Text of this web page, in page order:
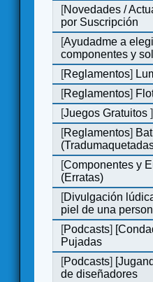
[Novedades /
por Suscripción
[Ayudadme a
componentes y
[Reglamentos]
[Reglamentos]
[Juegos Gratuitos]
[Reglamentos]
[Componentes y
(Erratas)
[Divulgación
piel de una
[Podcasts]
Pujadas
[Podcasts]
de diseñadores